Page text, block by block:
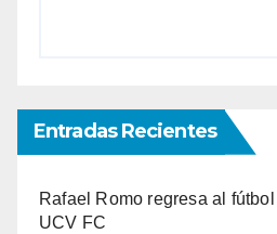
Entradas Recientes
Rafael Romo regresa al
UCV FC